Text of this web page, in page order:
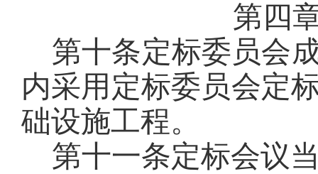
第四
第十条定标委员会
内采用定标委员会定
础设施工程。
第十一条定标会议